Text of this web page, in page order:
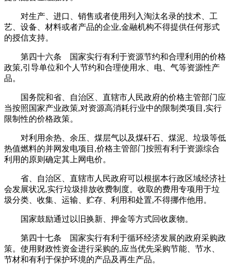
对生产、进口、销售或者使用列入淘汰名录的技术、工
艺、设备、材料或者产品的企业,金融机构不得提供任何形式
的授信支持。
第四十六条 国家实行有利于资源节约和合理利用的价格
政策,引导单位和个人节约和合理使用水、电、气等资源性产
品。
国务院和省、自治区、直辖市人民政府的价格主管部门应
当按照国家产业政策,对资源高消耗行业中的限制类项目,实行
限制性的价格政策。
对利用余热、余压、煤层气以及煤矸石、煤泥、垃圾等低
热值燃料的并网发电项目,价格主管部门按照有利于资源综合
利用的原则确定其上网电价。
省、自治区、直辖市人民政府可以根据本行政区域经济社
会发展状况,实行垃圾排放收费制度。收取的费用专项用于垃
圾分类、收集、运输、贮存、利用和处置,不得挪作他用。
国家鼓励通过以旧换新、押金等方式回收废物。
第四十七条 国家实行有利于循环经济发展的政府采购政
策。使用财政性资金进行采购的,应当优先采购节能、节水、
节材和有利于保护环境的产品及再生产品。